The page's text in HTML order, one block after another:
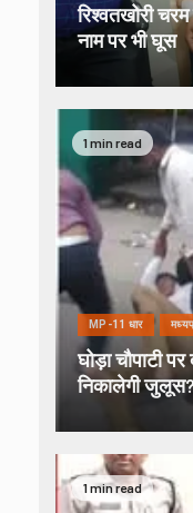
रिश्वतखोरी
नाम पर भी घूस
1 min read
MP-11 धार
घोड़ा चौपाटी
निकालेगी
1 min read